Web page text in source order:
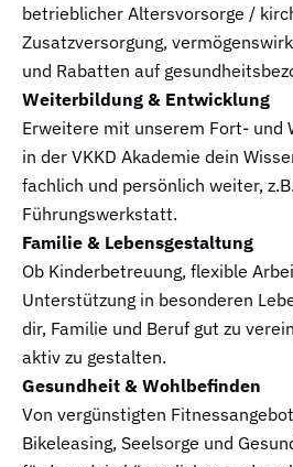
betrieblicher Altersvorsorge /
Zusatzversorgung,
und Rabatten auf
Weiterbildung & Entwicklung​
Erweitere mit unserem Fort- und
in der VKKD Akademie dein
fachlich und persönlich weiter,
Führungswerkstatt. ​
Familie & Lebensgestaltung​
Ob Kinderbetreuung, flexible
Unterstützung in besonderen
dir, Familie und Beruf gut zu
aktiv zu gestalten. ​
Gesundheit & Wohlbefinden​
Von vergünstigten
Bikeleasing, Seelsorge und